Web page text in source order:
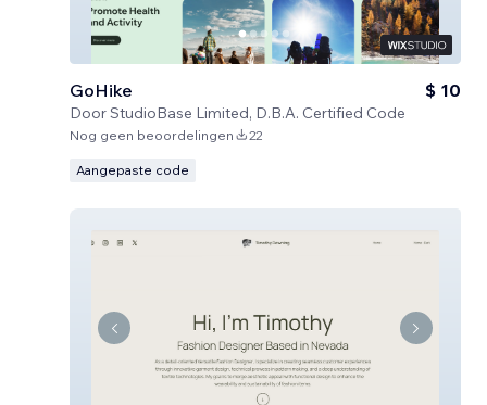
GoHike
DoorStudioBase Limited, D.B.A. Certified Code
$ 10
Nog geen beoordelingen 22
Aangepaste code